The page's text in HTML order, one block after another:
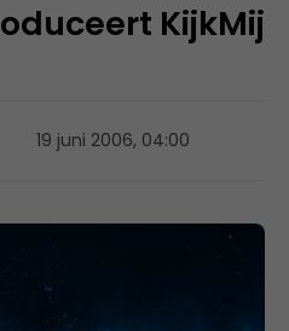
KijkMij
19 juni 2006, 04:00